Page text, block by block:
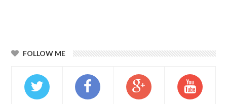
FOLLOW ME